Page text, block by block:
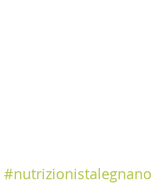
#nutrizionistalegnano